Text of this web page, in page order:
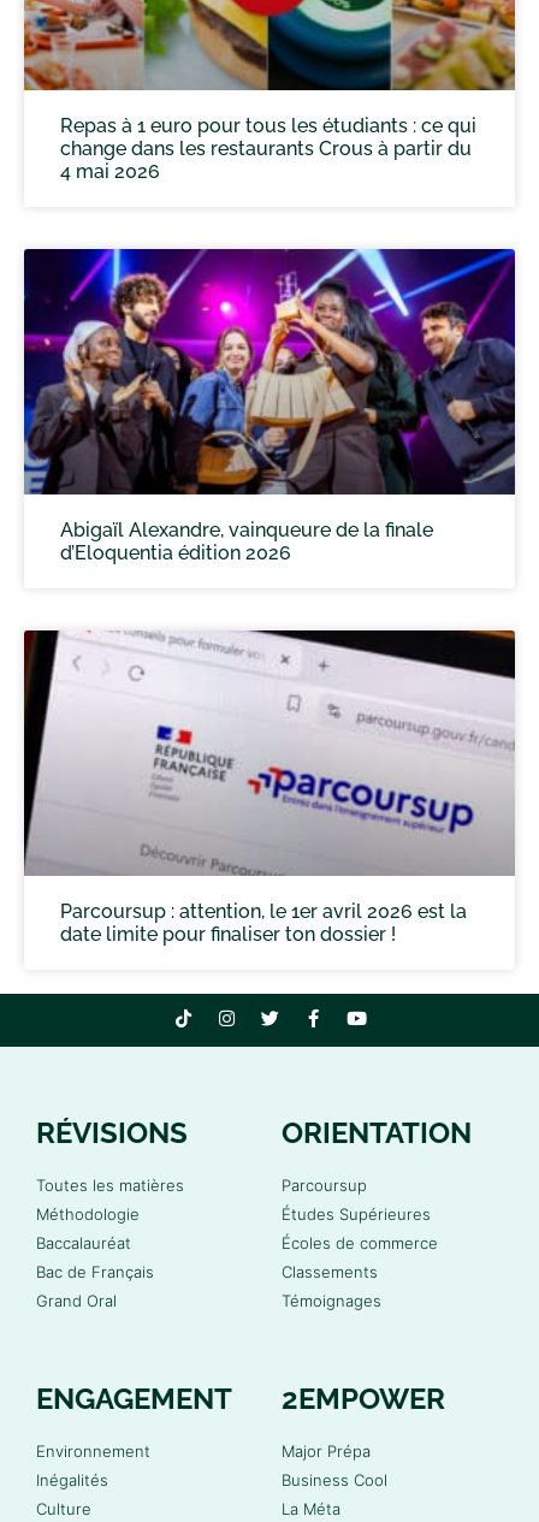
Repas à 1 euro pour tous les étudiants : ce qui
change dans les restaurants Crous à partir du
4 mai 2026
Abigaïl Alexandre, vainqueure de la finale
d’Eloquentia édition 2026
Parcoursup : attention, le 1er avril 2026 est la
date limite pour finaliser ton dossier !
RÉVISIONS
Toutes les matières
Méthodologie
Baccalauréat
Bac de Français
Grand Oral
ORIENTATION
Parcoursup
Études Supérieures
Écoles de commerce
Classements
Témoignages
ENGAGEMENT
Environnement
Inégalités
Culture
2EMPOWER
Major Prépa
Business Cool
La Méta